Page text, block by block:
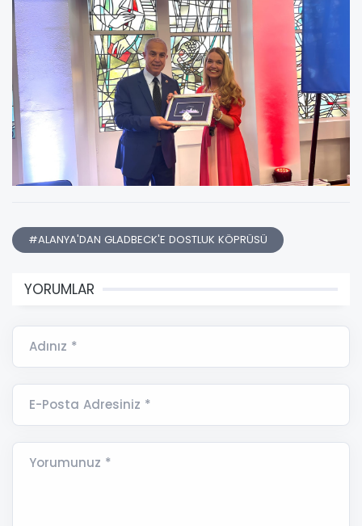
#ALANYA'DAN GLADBECK'E DOSTLUK KÖPRÜSÜ
YORUMLAR
Adınız *
E-Posta Adresiniz *
Yorumunuz *